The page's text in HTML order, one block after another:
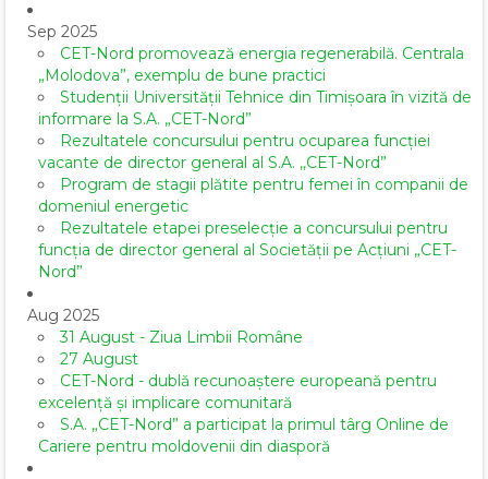
Sep 2025
CET-Nord promovează energia regenerabilă. Centrala
„Molodova”, exemplu de bune practici
Studenții Universității Tehnice din Timișoara în vizită de
informare la S.A. „CET-Nord”
Rezultatele concursului pentru ocuparea funcției
vacante de director general al S.A. ,,CET-Nord”
Program de stagii plătite pentru femei în companii de
domeniul energetic
Rezultatele etapei preselecție a concursului pentru
funcția de director general al Societăţii pe Acţiuni „CET-
Nord”
Aug 2025
31 August - Ziua Limbii Române
27 August
CET-Nord - dublă recunoaștere europeană pentru
excelență și implicare comunitară
S.A. „CET-Nord” a participat la primul târg Online de
Cariere pentru moldovenii din diasporă